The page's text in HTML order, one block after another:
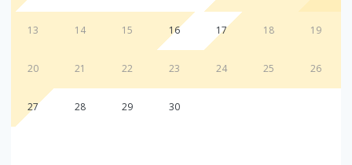
13 14 15 16 17 18 19
20 21 22 23 24 25 26
27 28 29 30